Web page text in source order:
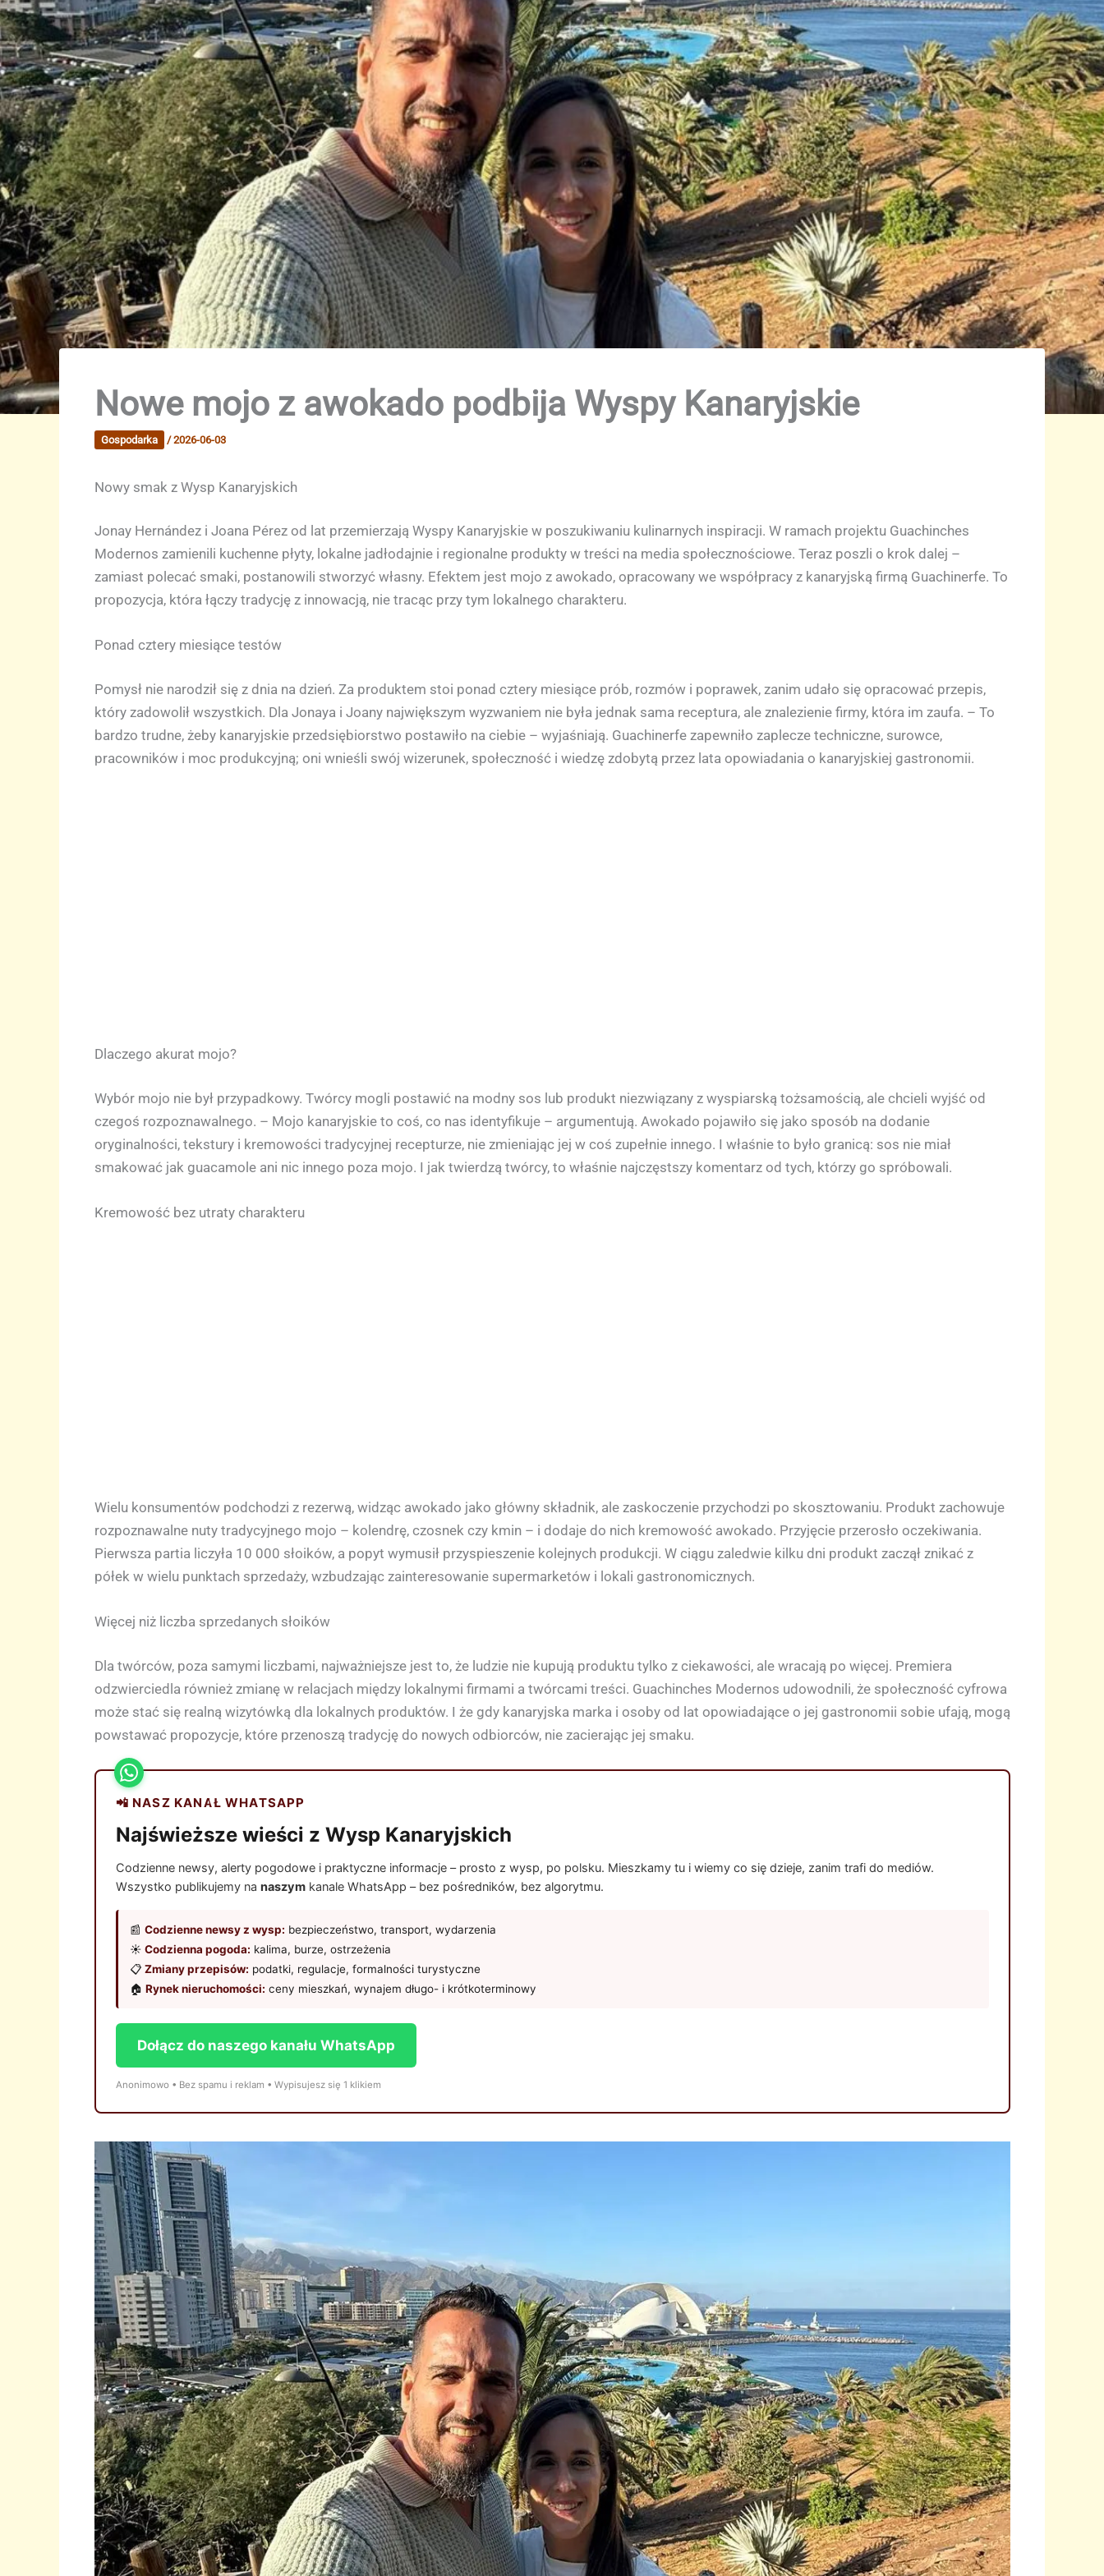
Nowe mojo z awokado podbija Wyspy Kanaryjskie
Gospodarka /2026-06-03
Nowy smak z Wysp Kanaryjskich
Jonay Hernández i Joana Pérez od lat przemierzają Wyspy Kanaryjskie w poszukiwaniu kulinarnych inspiracji. W ramach projektu Guachinches
Modernos zamienili kuchenne płyty, lokalne jadłodajnie i regionalne produkty w treści na media społecznościowe. Teraz poszli o krok dalej –
zamiast polecać smaki, postanowili stworzyć własny. Efektem jest mojo z awokado, opracowany we współpracy z kanaryjską firmą Guachinerfe. To
propozycja, która łączy tradycję z innowacją, nie tracąc przy tym lokalnego charakteru.
Ponad cztery miesiące testów
Pomysł nie narodził się z dnia na dzień. Za produktem stoi ponad cztery miesiące prób, rozmów i poprawek, zanim udało się opracować przepis,
który zadowolił wszystkich. Dla Jonaya i Joany największym wyzwaniem nie była jednak sama receptura, ale znalezienie firmy, która im zaufa. – To
bardzo trudne, żeby kanaryjskie przedsiębiorstwo postawiło na ciebie – wyjaśniają. Guachinerfe zapewniło zaplecze techniczne, surowce,
pracowników i moc produkcyjną; oni wnieśli swój wizerunek, społeczność i wiedzę zdobytą przez lata opowiadania o kanaryjskiej gastronomii.
Dlaczego akurat mojo?
Wybór mojo nie był przypadkowy. Twórcy mogli postawić na modny sos lub produkt niezwiązany z wyspiarską tożsamością, ale chcieli wyjść od
czegoś rozpoznawalnego. – Mojo kanaryjskie to coś, co nas identyfikuje – argumentują. Awokado pojawiło się jako sposób na dodanie
oryginalności, tekstury i kremowości tradycyjnej recepturze, nie zmieniając jej w coś zupełnie innego. I właśnie to było granicą: sos nie miał
smakować jak guacamole ani nic innego poza mojo. I jak twierdzą twórcy, to właśnie najczęstszy komentarz od tych, którzy go spróbowali.
Kremowość bez utraty charakteru
Wielu konsumentów podchodzi z rezerwą, widząc awokado jako główny składnik, ale zaskoczenie przychodzi po skosztowaniu. Produkt zachowuje
rozpoznawalne nuty tradycyjnego mojo – kolendrę, czosnek czy kmin – i dodaje do nich kremowość awokado. Przyjęcie przerosło oczekiwania.
Pierwsza partia liczyła 10 000 słoików, a popyt wymusił przyspieszenie kolejnych produkcji. W ciągu zaledwie kilku dni produkt zaczął znikać z
półek w wielu punktach sprzedaży, wzbudzając zainteresowanie supermarketów i lokali gastronomicznych.
Więcej niż liczba sprzedanych słoików
Dla twórców, poza samymi liczbami, najważniejsze jest to, że ludzie nie kupują produktu tylko z ciekawości, ale wracają po więcej. Premiera
odzwierciedla również zmianę w relacjach między lokalnymi firmami a twórcami treści. Guachinches Modernos udowodnili, że społeczność cyfrowa
może stać się realną wizytówką dla lokalnych produktów. I że gdy kanaryjska marka i osoby od lat opowiadające o jej gastronomii sobie ufają, mogą
powstawać propozycje, które przenoszą tradycję do nowych odbiorców, nie zacierając jej smaku.
📲 NASZ KANAŁ WHATSAPP
Najświeższe wieści z Wysp Kanaryjskich
Codzienne newsy, alerty pogodowe i praktyczne informacje – prosto z wysp, po polsku. Mieszkamy tu i wiemy co się dzieje, zanim trafi do mediów.
Wszystko publikujemy na naszymkanale WhatsApp – bez pośredników, bez algorytmu.
📰 Codzienne newsy z wysp: bezpieczeństwo, transport, wydarzenia
☀️ Codzienna pogoda: kalima, burze, ostrzeżenia
📋 Zmiany przepisów: podatki, regulacje, formalności turystyczne
🏠 Rynek nieruchomości: ceny mieszkań, wynajem długo- i krótkoterminowy
Dołącz do naszego kanału WhatsApp
Anonimowo • Bez spamu i reklam • Wypisujesz się 1 klikiem